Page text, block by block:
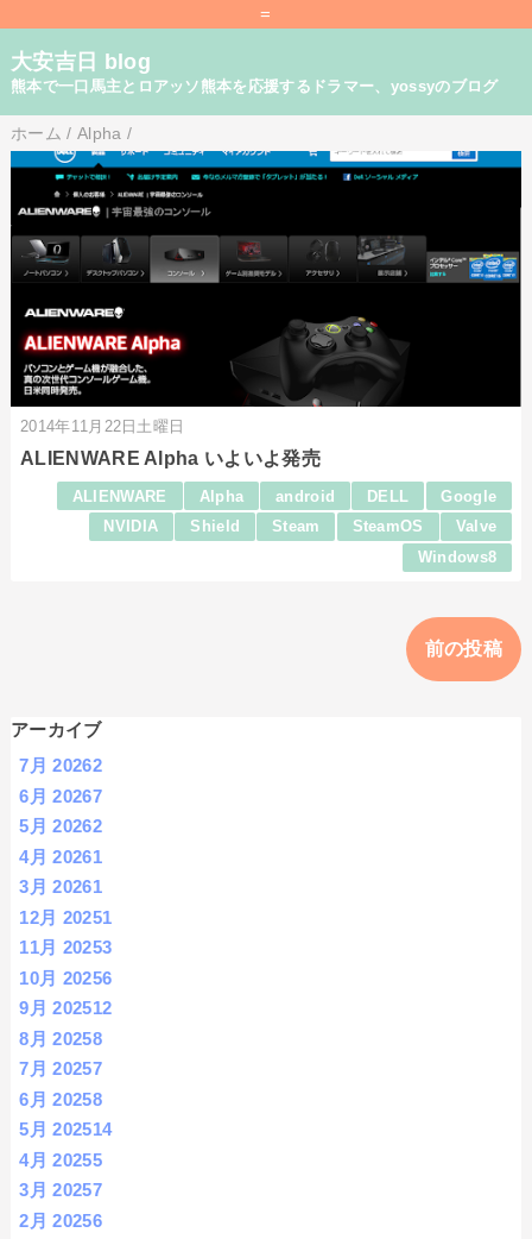
=
大安吉日 blog
熊本で一口馬主とロアッソ熊本を応援するドラマー、yossyのブログ
ホーム / Alpha /
2014年11月22日土曜日
ALIENWARE Alpha いよいよ発売
ALIENWARE Alpha android DELL
Google
NVIDIA
Shield Steam SteamOS
Valve
Windows8
前の投稿
アーカイブ
7月 20262
6月 20267
5月 20262
4月 20261
3月 20261
12月 20251
11月 20253
10月 20256
9月 202512
8月 20258
7月 20257
6月 20258
5月 202514
4月 20255
3月 20257
2月 20256